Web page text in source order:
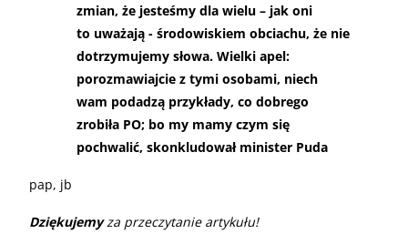
zmian, że jesteśmy dla wielu – jak oni
to uważają - środowiskiem obciachu, że nie
dotrzymujemy słowa. Wielki apel:
porozmawiajcie z tymi osobami, niech
wam podadzą przykłady, co dobrego
zrobiła PO; bo my mamy czym się
pochwalić, skonkludował minister Puda
pap, jb
Dziękujemyza przeczytanie artykułu!